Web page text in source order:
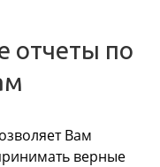
отчеты по
Вам
верные